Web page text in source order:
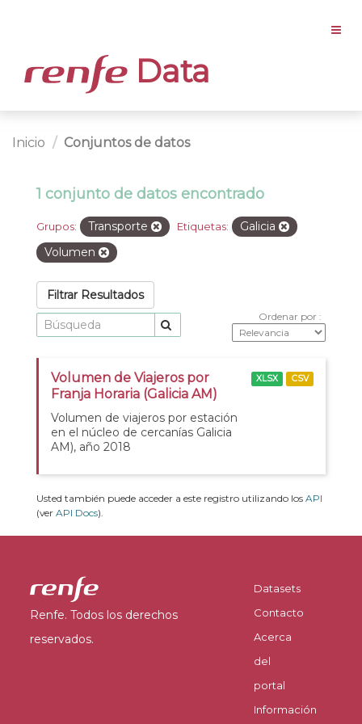
Data
Inicio Conjuntos de datos
1 conjunto de datos encontrado
Grupos: Transporte Etiquetas:
Galicia
Volumen
Filtrar Resultados
Ordenar por
Volumen de Viajeros por
Franja Horaria (Galicia AM)
Volumen de viajeros por estación
en el núcleo de cercanías Galicia
AM), año 2018
XLSX CSV
Usted también puede acceder a este registro utilizando los API
(ver API Docs).
Renfe. Todos los derechos
reservados.
Datasets
Contacto
Acerca
del
portal
Información